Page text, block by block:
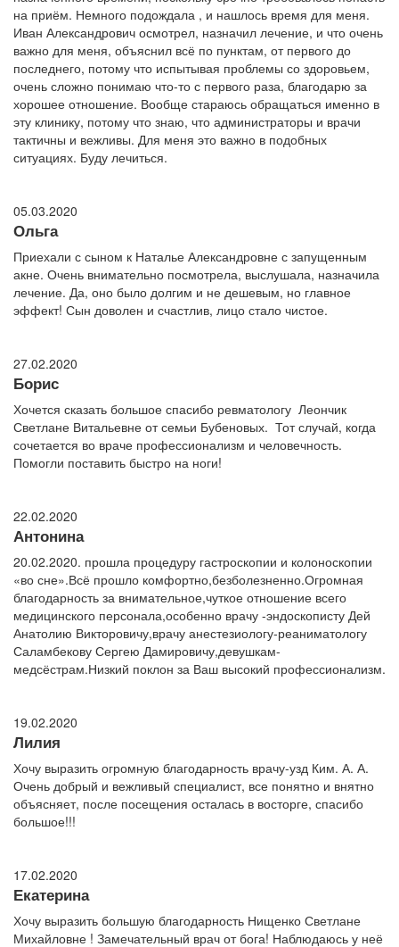
на приём. Немного подождала , и нашлось время для меня.
Иван Александрович осмотрел, назначил лечение, и что очень
важно для меня, объяснил всё по пунктам, от первого до
последнего, потому что испытывая проблемы со здоровьем,
очень сложно понимаю что-то с первого раза, благодарю за
хорошее отношение. Вообще стараюсь обращаться именно в
эту клинику, потому что знаю, что администраторы и врачи
тактичны и вежливы. Для меня это важно в подобных
ситуациях. Буду лечиться.
05.03.2020
Ольга
Приехали с сыном к Наталье Александровне с запущенным
акне. Очень внимательно посмотрела, выслушала, назначила
лечение. Да, оно было долгим и не дешевым, но главное
эффект! Сын доволен и счастлив, лицо стало чистое.
27.02.2020
Борис
Хочется сказать большое спасибо ревматологу Леончик
Светлане Витальевне от семьи Бубеновых. Тот случай, когда
сочетается во враче профессионализм и человечность.
Помогли поставить быстро на ноги!
22.02.2020
Антонина
20.02.2020. прошла процедуру гастроскопии и колоноскопии
«во сне».Всё прошло комфортно,безболезненно.Огромная
благодарность за внимательное,чуткое отношение всего
медицинского персонала,особенно врачу -эндоскописту Дей
Анатолию Викторовичу,врачу анестезиологу-реаниматологу
Саламбекову Сергею Дамировичу,девушкам-
медсёстрам.Низкий поклон за Ваш высокий профессионализм.
19.02.2020
Лилия
Хочу выразить огромную благодарность врачу-узд Ким. А. А.
Очень добрый и вежливый специалист, все понятно и внятно
объясняет, после посещения осталась в восторге, спасибо
большое!!!
17.02.2020
Екатерина
Хочу выразить большую благодарность Нищенко Светлане
Михайловне ! Замечательный врач от бога! Наблюдаюсь у неё